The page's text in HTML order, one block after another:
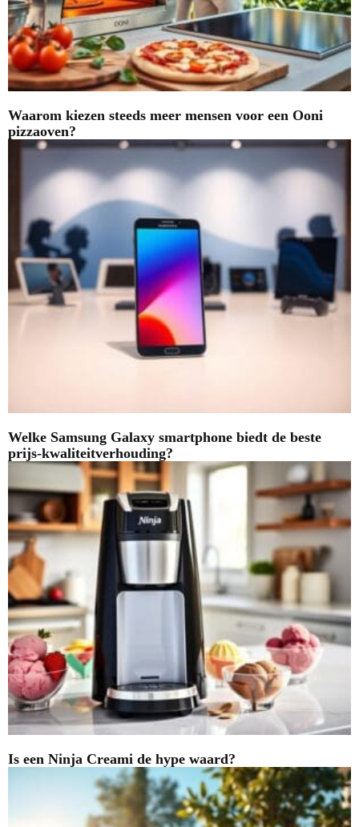
Waarom kiezen steeds meer mensen voor een Ooni
pizzaoven?
Welke Samsung Galaxy smartphone biedt de beste
prijs-kwaliteitverhouding?
Is een Ninja Creami de hype waard?